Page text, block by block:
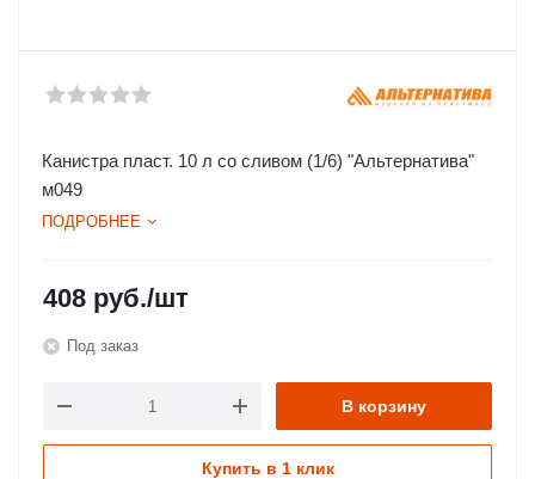
Канистра пласт. 10 л со сливом (1/6) "Альтернатива"
м049
ПОДРОБНЕЕ
408 руб./шт
Под заказ
В корзину
Купить в 1 клик